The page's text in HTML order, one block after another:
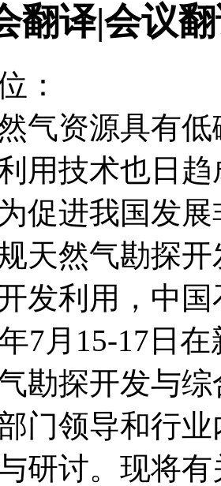
翻译|会议
：
气资源具有
用技术也日
促进我国发
天然气勘探
发利用，中
7月15-17日
勘探开发与
门领导和行
研讨。现将